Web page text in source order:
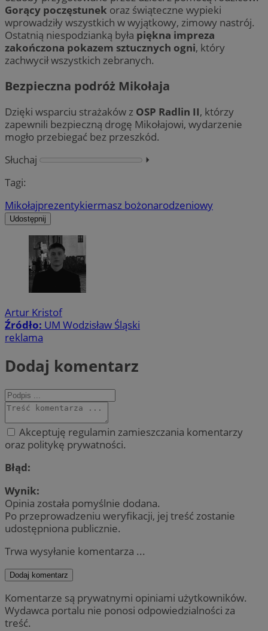
Gorący poczęstunek oraz świąteczne wypieki
wprowadziły wszystkich w wyjątkowy, zimowy nastrój.
Ostatnią niespodzianką była piękna impreza
zakończona pokazem sztucznych ogni, który
zachwycił wszystkich zebranych.
Bezpieczna podróż Mikołaja
Dzięki wsparciu strażaków z OSP Radlin II, którzy
zapewnili bezpieczną drogę Mikołajowi, wydarzenie
mogło przebiegać bez przeszkód.
Słuchaj
⏵︎
Tagi:
Mikołajprezentykiermasz bożonarodzeniowy
Udostępnij
Artur Kristof
Źródło: UM Wodzisław Śląski
reklama
Dodaj komentarz
Akceptuję regulamin zamieszczania komentarzy
oraz politykę prywatności.
Błąd:
Wynik:
Opinia została pomyślnie dodana.
Po przeprowadzeniu weryfikacji, jej treść zostanie
udostępniona publicznie.
Trwa wysyłanie komentarza ...
Dodaj komentarz
Komentarze są prywatnymi opiniami użytkowników.
Wydawca portalu nie ponosi odpowiedzialności za
treść.